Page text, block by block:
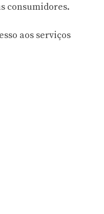
consumidores.
aos serviços